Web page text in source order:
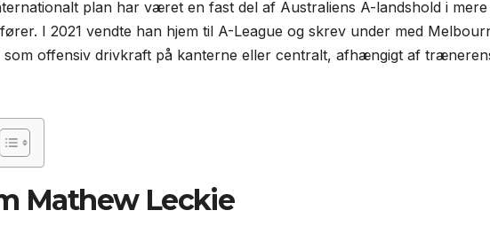
plan har været en fast del af Australiens A-landshold i mere
I 2021 vendte han hjem til A-League og skrev under med
offensiv drivkraft på kanterne eller centralt, afhængigt af
Mathew Leckie